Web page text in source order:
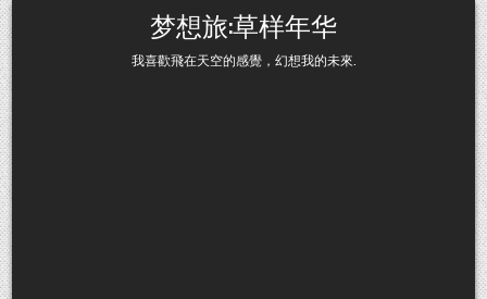
Skip to content 梦想旅:草样年华
我喜歡飛在天空的感覺，幻想我的未來.